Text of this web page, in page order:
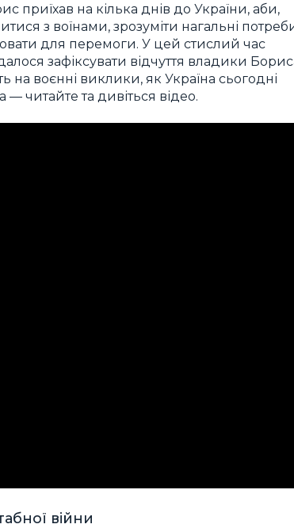
приїхав на кілька днів до України, аби,
з воїнами, зрозуміти нагальні
для перемоги. У цей стислий час
зафіксувати відчуття владики
на воєнні виклики, як Україна сьогодні
читайте та дивіться відео.
війни